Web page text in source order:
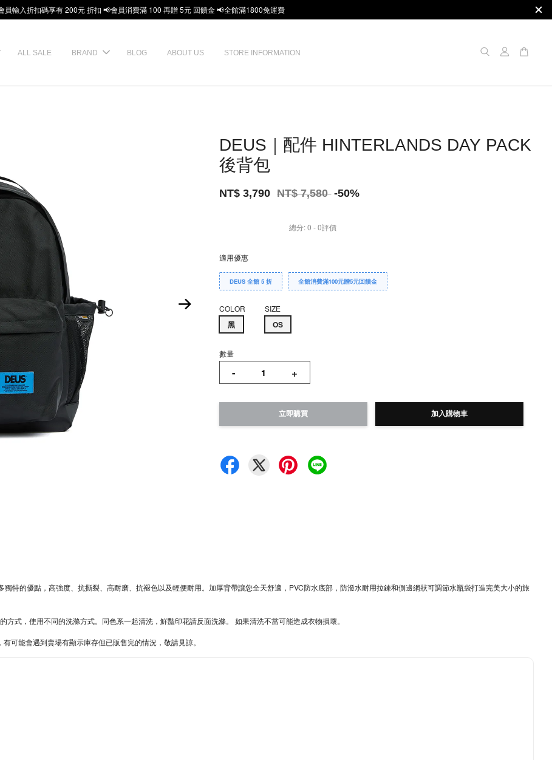
員輸入折扣碼享有 200元 折扣 📢會員消費滿 100 再贈 5元 回饋金 📢全館滿1800免運費
ALL SALE BRAND BLOG ABOUT US STORE INFORMATION
DEUS｜配件 HINTERLANDS DAY PACK
後背包
NT$ 3,790 NT$ 7,580 -50%
總分:0 -0評價
適用優惠
DEUS 全館 5 折 全館消費滿100元贈5元回饋金
COLOR
黑
SIZE
OS
數量
- +
立即購買 加入購物車
特的優點，高強度、抗撕裂、高耐磨、抗褪色以及輕便耐用。加厚背帶讓您全天舒適，PVC防水底部，防潑水耐用拉鍊和側邊網狀可調節水瓶袋打造完美大小的旅
式，使用不同的洗滌方式。同色系一起清洗，鮮豔印花請反面洗滌。 如果清洗不當可能造成衣物損壞。
可能會遇到賣場有顯示庫存但已販售完的情況，敬請見諒。